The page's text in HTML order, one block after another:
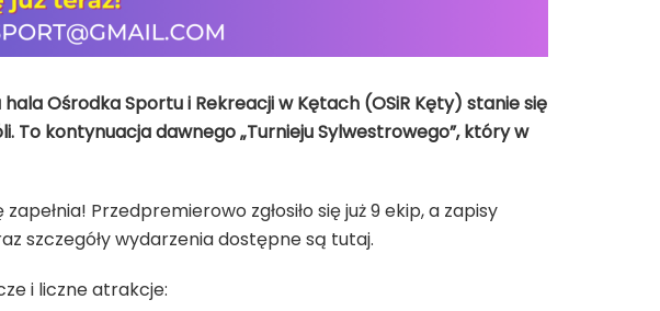
Ośrodka Sportu i Rekreacji w Kętach (OSiR Kęty) stanie się
To kontynuacja dawnego „Turnieju Sylwestrowego”, który w
Przedpremierowo zgłosiło się już 9 ekip, a zapisy
szczegóły wydarzenia dostępne są tutaj.
i liczne atrakcje: